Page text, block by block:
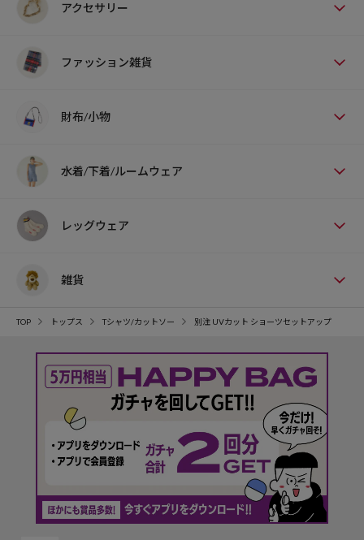
アクセサリー
ファッション雑貨
財布/小物
水着/下着/ルームウェア
レッグウェア
雑貨
TOP トップス Tシャツ/カットソー 別注 UVカット ショーツセットアップ